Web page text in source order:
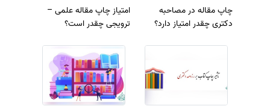
چاپ مقاله در مصاحبه
دکتری چقدر امتیاز دارد؟
امتیاز چاپ مقاله علمی –
ترویجی چقدر است؟